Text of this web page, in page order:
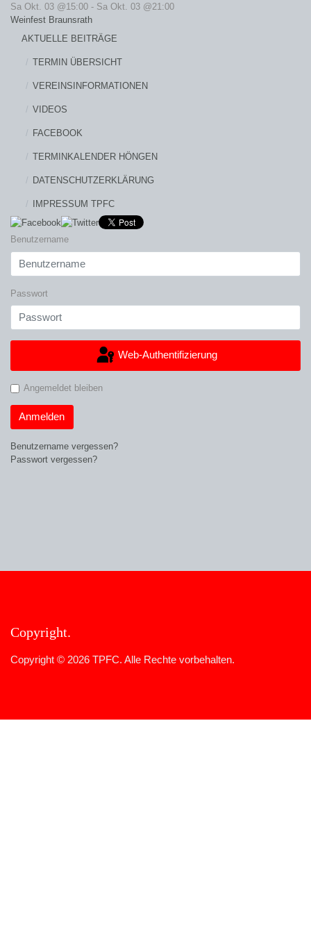
Sa Okt. 03 @15:00 - Sa Okt. 03 @21:00
Weinfest Braunsrath
AKTUELLE BEITRÄGE
TERMIN ÜBERSICHT
VEREINSINFORMATIONEN
VIDEOS
FACEBOOK
TERMINKALENDER HÖNGEN
DATENSCHUTZERKLÄRUNG
IMPRESSUM TPFC
Benutzername
Passwort
Web-Authentifizierung
Angemeldet bleiben
Anmelden
Benutzername vergessen?
Passwort vergessen?
Copyright
Copyright © 2026 TPFC. Alle Rechte vorbehalten.